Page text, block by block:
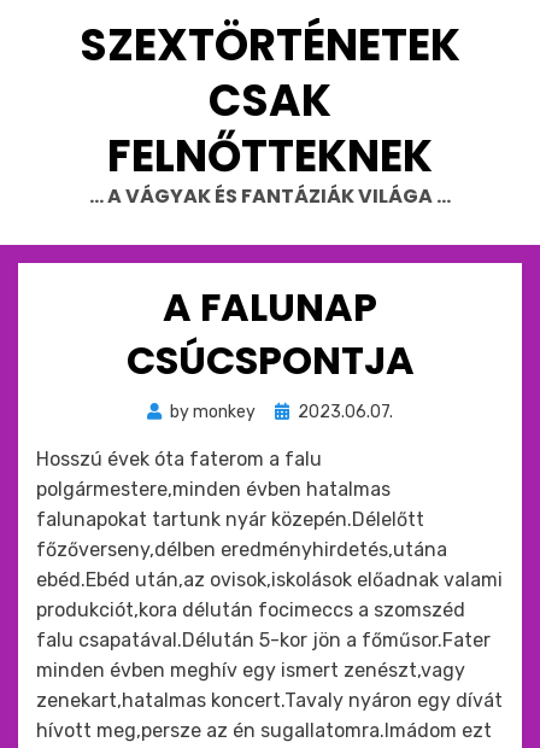
SZEXTÖRTÉNETEK
CSAK
FELNŐTTEKNEK
… A VÁGYAK ÉS FANTÁZIÁK VILÁGA …
A FALUNAP
CSÚCSPONTJA
bymonkey
Beküldve
:
2023.06.07.
Hosszú évek óta faterom a falu
polgármestere,minden évben hatalmas
falunapokat tartunk nyár közepén.Délelőtt
főzőverseny,délben eredményhirdetés,utána
ebéd.Ebéd után,az ovisok,iskolások előadnak valami
produkciót,kora délután focimeccs a szomszéd
falu csapatával.Délután 5-kor jön a főműsor.Fater
minden évben meghív egy ismert zenészt,vagy
zenekart,hatalmas koncert.Tavaly nyáron egy dívát
hívott meg,persze az én sugallatomra.Imádom ezt